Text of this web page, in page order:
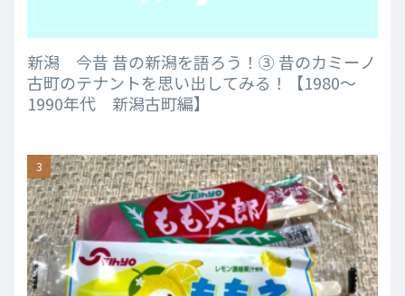
新潟 今昔 昔の新潟を語ろう！③ 昔のカミーノ
古町のテナントを思い出してみる！【1980～
1990年代 新潟古町編】